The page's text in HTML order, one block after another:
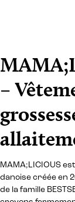
–
MAMA;LICIOUS
danoise créée en
de la famille